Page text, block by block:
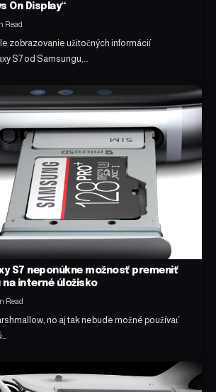
On Display“
Read
zobrazovanie užitočných informácií
S7 od Samsungu,…
S7 neponúkne možnosť premeniť
interné úložisko
Read
no aj tak nebude možné používať